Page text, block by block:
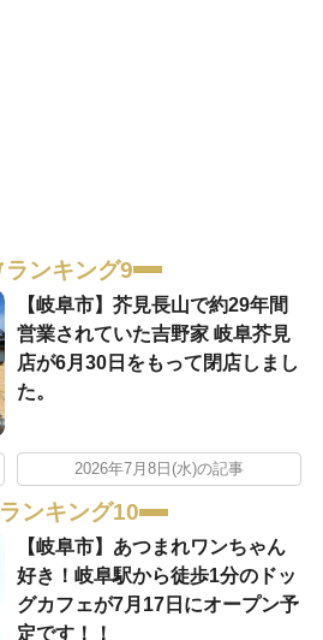
ランキング9
【岐阜市】芥見長山で約29年間
営業されていた吉野家 岐阜芥見
店が6月30日をもって閉店しまし
た。
2026年7月8日(水)の記事
ランキング10
【岐阜市】あつまれワンちゃん
好き！岐阜駅から徒歩1分のドッ
グカフェが7月17日にオープン予
定です！！